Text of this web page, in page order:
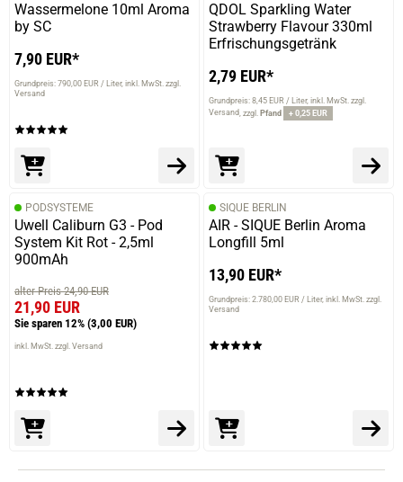
Wassermelone 10ml Aroma
by SC
7,90 EUR*
Grundpreis: 790,00 EUR / Liter inkl. MwSt. zzgl.
Versand
QDOL Sparkling Water
Strawberry Flavour 330ml
Erfrischungsgetränk
2,79 EUR*
Grundpreis: 8,45 EUR / Liter inkl. MwSt. zzgl.
Versand zzgl. Pfand + 0,25 EUR
PODSYSTEME
Uwell Caliburn G3 - Pod
System Kit Rot - 2,5ml
900mAh
alter Preis 24,90 EUR
21,90 EUR
Sie sparen 12% (3,00 EUR)
inkl. MwSt. zzgl. Versand
SIQUE BERLIN
AIR - SIQUE Berlin Aroma
Longfill 5ml
13,90 EUR*
Grundpreis: 2.780,00 EUR / Liter inkl. MwSt. zzgl.
Versand